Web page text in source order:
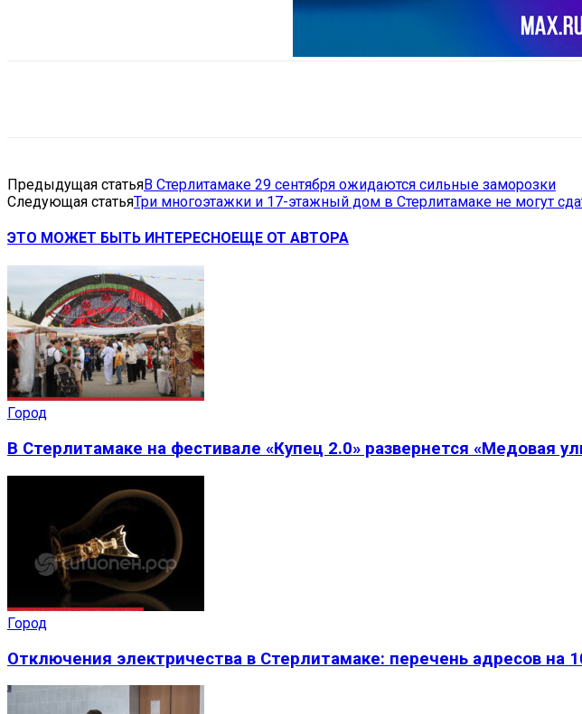
Предыдущая статьяВ Стерлитамаке 29 сентября ожидаются сильные заморозки
Следующая статьяТри многоэтажки и 17-этажный дом в Стерлитамаке не могут
ЭТО МОЖЕТ БЫТЬ ИНТЕРЕСНОЕЩЕ ОТ АВТОРА
Город
В Стерлитамаке на фестивале «Купец 2.0» развернется «Медовая
Город
Отключения электричества в Стерлитамаке: перечень адресов на